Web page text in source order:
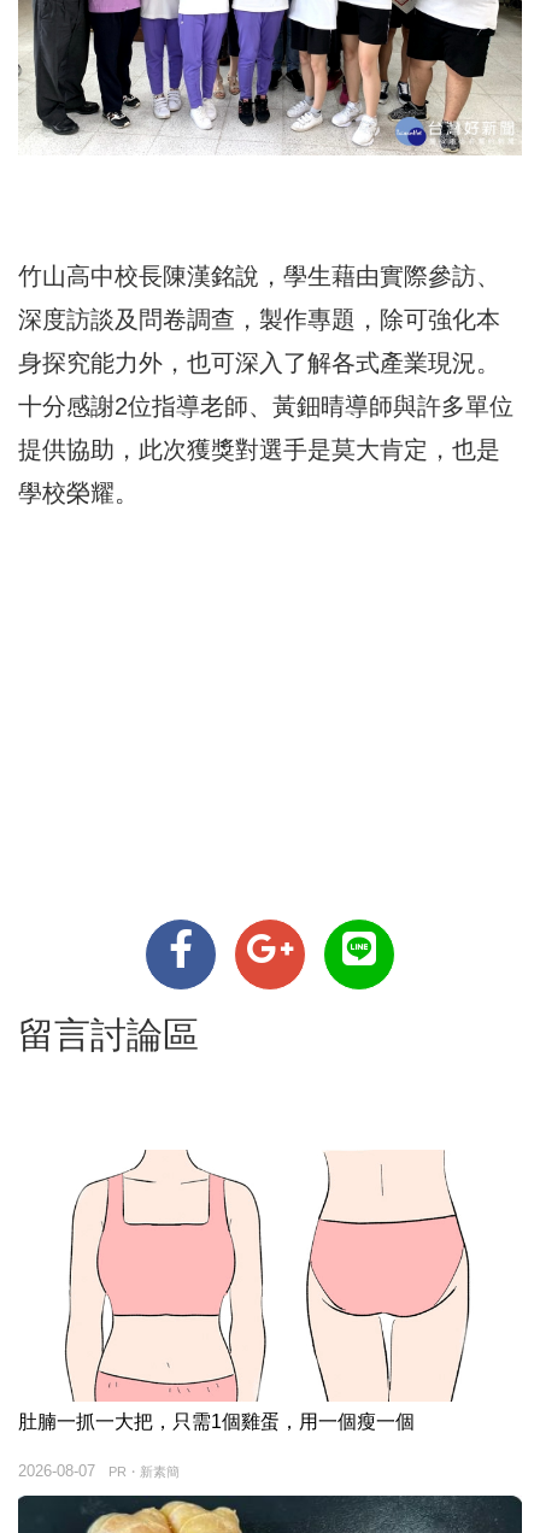
竹山高中校長陳漢銘說，學生藉由實際參訪、
深度訪談及問卷調查，製作專題，除可強化本
身探究能力外，也可深入了解各式產業現況。
十分感謝2位指導老師、黃鈿晴導師與許多單位
提供協助，此次獲獎對選手是莫大肯定，也是
學校榮耀。
留言討論區
肚腩一抓一大把，只需1個雞蛋，用一個瘦一個
PR・新素簡
2026-08-07